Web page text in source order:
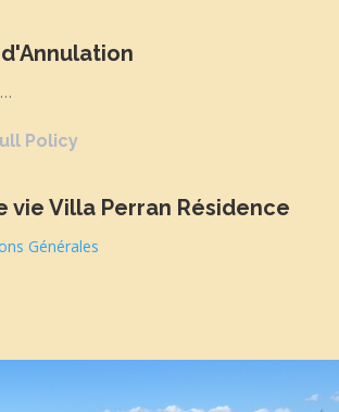
Policy
vie Villa Perran Résidence
Générales